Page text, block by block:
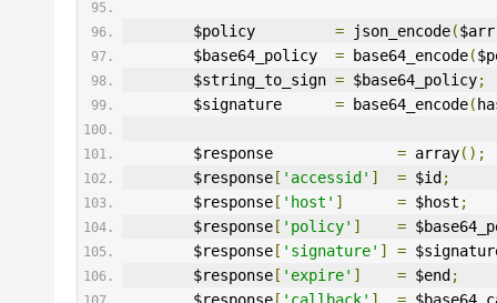
        $policy
= json_encode($arr
        $base64_policy
= base64_encode(
        $string_to_sign
= $base64_policy;
        $signature
= base64_encode(
        $response
= array();
        $response
[ 'accessid' ] = $id;
        $response
[ 'host' ] = $host ;
        $response
[ 'policy' ] =
        $response
[ 'signature' ] =
        $response
[ 'expire' ] = $end;
        $response
[ 'callback' ] =